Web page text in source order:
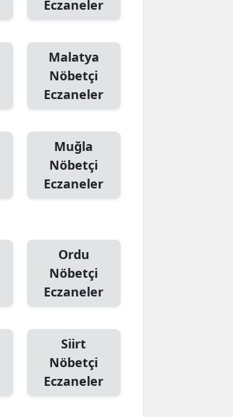
Eczaneler
Malatya
Nöbetçi
Eczaneler
Muğla
Nöbetçi
Eczaneler
Ordu
Nöbetçi
Eczaneler
Siirt
Nöbetçi
Eczaneler